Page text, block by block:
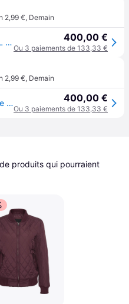
2,99 €, Demain
Fjällräven Nuuk Lite Parka Bleu L Femme 400,00 €
Ou 3 paiements de 133,33 €
2,99 €, Demain
Fjällräven Nuuk Lite Parka Rouge S Femme 400,00 €
Ou 3 paiements de 133,33 €
produits qui pourraient